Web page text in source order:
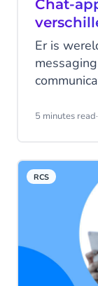
Chat-
Er is
groeit en ook standaard SMS berichten
investeren?
5 minutes read·
RCS